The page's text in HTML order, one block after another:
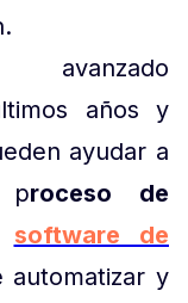
años y
ayudar a
proceso de
software de
automatizar y